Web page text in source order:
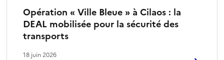
Opération « Ville Bleue » à Cilaos : la
DEAL mobilisée pour la sécurité des
transports
18 juin 2026